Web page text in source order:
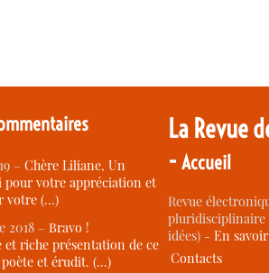
–Chère Liliane, Un
pour votre appréciation et
votre (…)
2018 –Bravo !
et riche présentation de ce
et érudit. (…)
La Revue
-Accueil
Revue
idées) -En
Contacts